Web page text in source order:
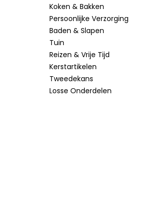
Koken & Bakken
Persoonlijke Verzorging
Baden & Slapen
Tuin
Reizen & Vrije Tijd
Kerstartikelen
Tweedekans
Losse Onderdelen